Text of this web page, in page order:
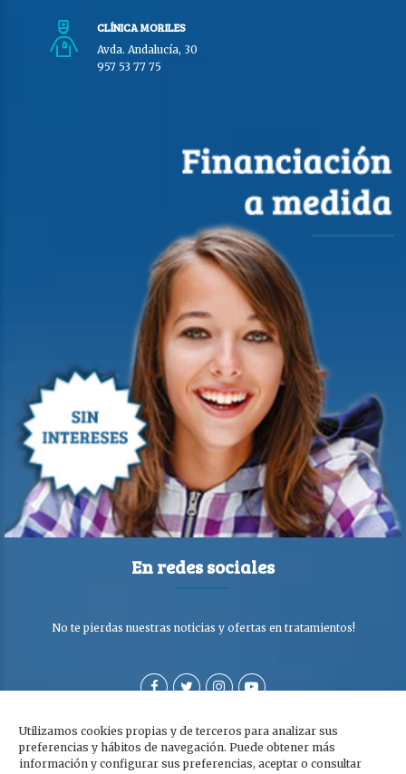
Utilizamos cookies propias y de terceros para analizar sus
preferencias y hábitos de navegación. Puede obtener más
información y configurar sus preferencias, aceptar o consultar
CLÍNICA MORILES
Avda. Andalucía, 30
957 53 77 75
En redes sociales
No te pierdas nuestras noticias y ofertas en tratamientos!